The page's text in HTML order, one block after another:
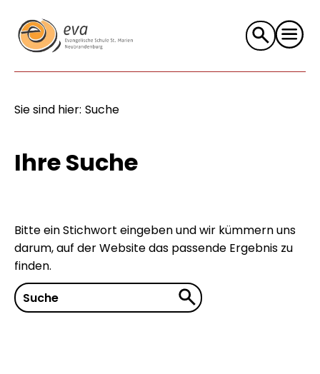
Suche
nach:
Sie sind hier: Suche
Ihre Suche
Bitte ein Stichwort eingeben und wir kümmern uns
darum, auf der Website das passende Ergebnis zu
finden.
Suche
nach: